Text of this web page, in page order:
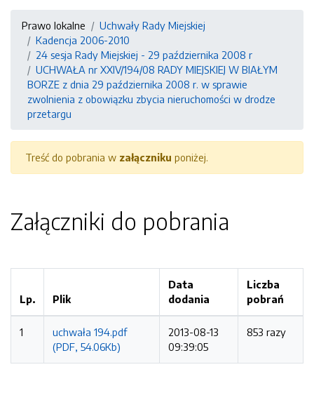
Prawo lokalne
Uchwały Rady Miejskiej
Kadencja 2006-2010
24 sesja Rady Miejskiej - 29 października 2008 r
UCHWAŁA nr XXIV/194/08 RADY MIEJSKIEJ W BIAŁYM
BORZE z dnia 29 października 2008 r. w sprawie
zwolnienia z obowiązku zbycia nieruchomości w drodze
przetargu
Treść do pobrania w załączniku poniżej.
Załączniki do pobrania
Lp. Plik
Data
dodania
Liczba
pobrań
1
uchwała 194.pdf
(PDF, 54.06Kb)
2013-08-13
09:39:05
853 razy